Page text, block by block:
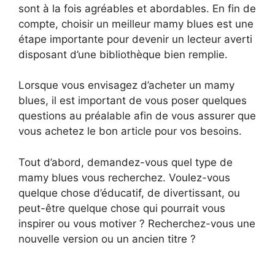
sont à la fois agréables et abordables. En fin de
compte, choisir un meilleur mamy blues est une
étape importante pour devenir un lecteur averti
disposant d’une bibliothèque bien remplie.
Lorsque vous envisagez d’acheter un mamy
blues, il est important de vous poser quelques
questions au préalable afin de vous assurer que
vous achetez le bon article pour vos besoins.
Tout d’abord, demandez-vous quel type de
mamy blues vous recherchez. Voulez-vous
quelque chose d’éducatif, de divertissant, ou
peut-être quelque chose qui pourrait vous
inspirer ou vous motiver ? Recherchez-vous une
nouvelle version ou un ancien titre ?